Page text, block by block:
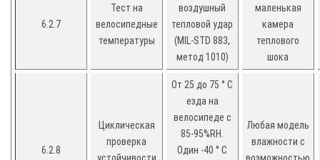
6.2.7
Тест на
велосипедные
температуры
воздушный
тепловой удар
(MIL-STD 883,
метод 1010)
маленькая
камера
теплового
шока
6.2.8
Циклическая
проверка
От 25 до 75 ° C
езда на
велосипеде с
85-95%RH.
Один -40 ° C
Любая модель
влажности с